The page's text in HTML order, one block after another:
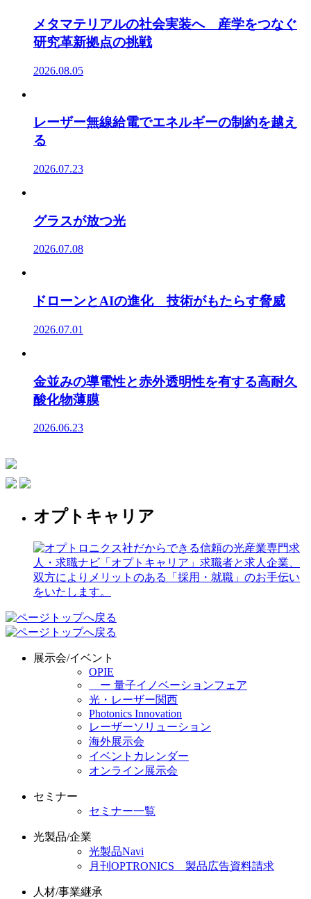
メタマテリアルの社会実装へ 産学をつなぐ
研究革新拠点の挑戦
2026.08.05
レーザー無線給電でエネルギーの制約を越え
る
2026.07.23
グラスが放つ光
2026.07.08
ドローンとAIの進化 技術がもたらす脅威
2026.07.01
金並みの導電性と赤外透明性を有する高耐久
酸化物薄膜
2026.06.23
オプトキャリア
展示会/イベント
OPIE
ー 量子イノベーションフェア
光・レーザー関西
Photonics Innovation
レーザーソリューション
海外展示会
イベントカレンダー
オンライン展示会
セミナー
セミナー一覧
光製品/企業
光製品Navi
月刊OPTRONICS 製品広告資料請求
人材/事業継承